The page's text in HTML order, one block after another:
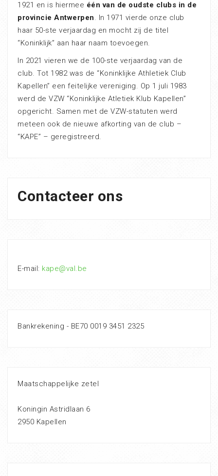
1921 en is hiermee één van de oudste clubs in de
provincie Antwerpen. In 1971 vierde onze club
haar 50-ste verjaardag en mocht zij de titel
“Koninklijk” aan haar naam toevoegen.
In 2021 vieren we de 100-ste verjaardag van de
club. Tot 1982 was de “Koninklijke Athletiek Club
Kapellen” een feitelijke vereniging. Op 1 juli 1983
werd de VZW “Koninklijke Atletiek Klub Kapellen”
opgericht. Samen met de VZW-statuten werd
meteen ook de nieuwe afkorting van de club –
“KAPE” – geregistreerd.
Contacteer ons
E-mail: kape@val.be
Bankrekening - BE70 0019 3451 2325
Maatschappelijke zetel
Koningin Astridlaan 6
2950 Kapellen